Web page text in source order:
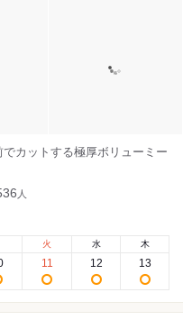
カットする極厚ボリューミー
人
火
11
水
12
木
13